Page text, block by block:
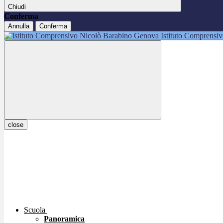
Chiudi
Conferma
Annulla Conferma
Istituto
close
Scuola
Panoramica